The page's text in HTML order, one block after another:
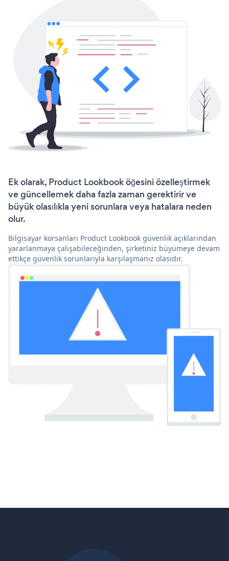
Ek olarak, Product Lookbook öğesini özelleştirmek
ve güncellemek daha fazla zaman gerektirir ve
büyük olasılıkla yeni sorunlara veya hatalara neden
olur.
Bilgisayar korsanları Product Lookbook güvenlik açıklarından
yararlanmaya çalışabileceğinden, şirketiniz büyümeye devam
ettikçe güvenlik sorunlarıyla karşılaşmanız olasıdır.